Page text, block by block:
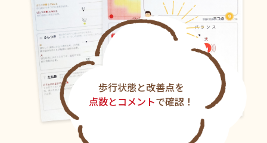
歩行状態と改善点を
点数とコメントで確認！